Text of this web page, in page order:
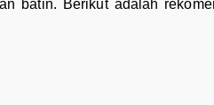
batin. Berikut adalah